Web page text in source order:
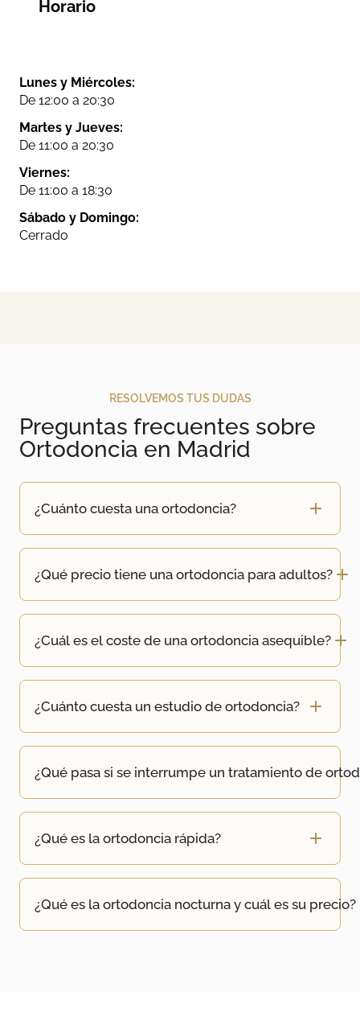
Horario
Lunes y Miércoles:
De 12:00 a 20:30
Martes y Jueves:
De 11:00 a 20:30
Viernes:
De 11:00 a 18:30
Sábado y Domingo:
Cerrado
RESOLVEMOS TUS DUDAS
Preguntas frecuentes sobre
Ortodoncia en Madrid
¿Cuánto cuesta una ortodoncia?
¿Qué precio tiene una ortodoncia para adultos?
¿Cuál es el coste de una ortodoncia asequible?
¿Cuánto cuesta un estudio de ortodoncia?
¿Qué pasa si se interrumpe un tratamiento de
¿Qué es la ortodoncia rápida?
¿Qué es la ortodoncia nocturna y cuál es su precio?